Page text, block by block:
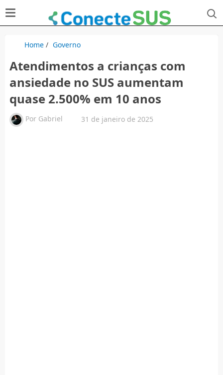
Home/ Governo
Atendimentos a crianças com
ansiedade no SUS aumentam
quase 2.500% em 10 anos
Por Gabriel 31 de janeiro de 2025